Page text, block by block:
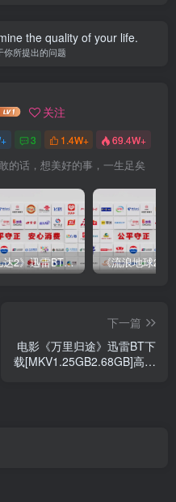
the quality of your life.
你所提出的问题
关注
3 1.4W+ 69.4W+
的话，想美好的事，一生足矣
《阿凡达2》迅雷BT完整下载[MP4／3.12GB／5.35GB]中
下一篇
电影《万里归途》迅雷BT下
载[MKV1.25GB2.68GB]高清